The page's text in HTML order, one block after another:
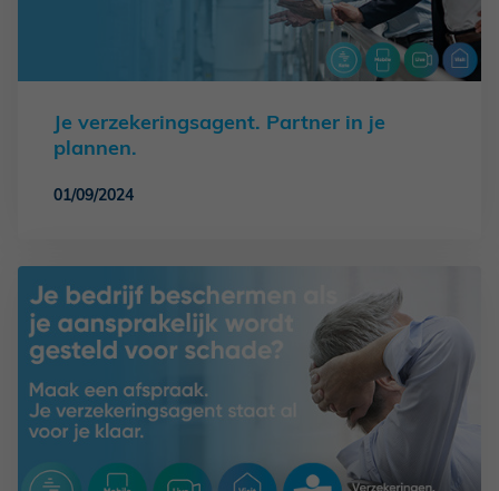
Je verzekeringsagent. Partner in je
plannen.
01/09/2024